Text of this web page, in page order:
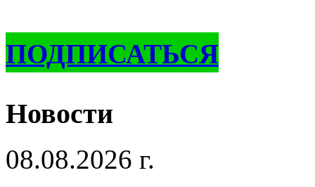
ПОДПИСАТЬСЯ
Новости
08.08.2026 г.